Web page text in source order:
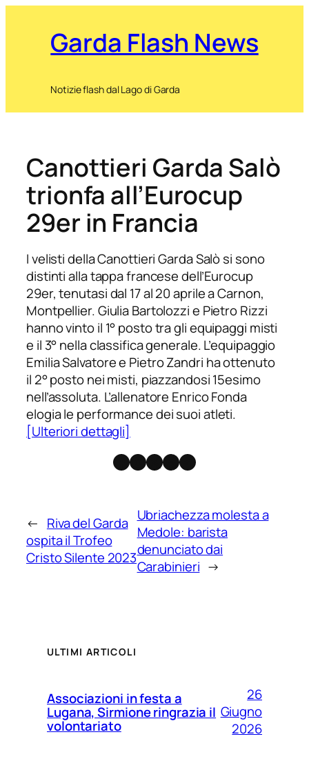
Garda Flash News
Notizie flash dal Lago di Garda
Canottieri Garda Salò
trionfa all’Eurocup
29er in Francia
I velisti della Canottieri Garda Salò si sono
distinti alla tappa francese dell’Eurocup
29er, tenutasi dal 17 al 20 aprile a Carnon,
Montpellier. Giulia Bartolozzi e Pietro Rizzi
hanno vinto il 1° posto tra gli equipaggi misti
e il 3° nella classifica generale. L’equipaggio
Emilia Salvatore e Pietro Zandri ha ottenuto
il 2° posto nei misti, piazzandosi 15esimo
nell’assoluta. L’allenatore Enrico Fonda
elogia le performance dei suoi atleti.
[Ulteriori dettagli]
Facebook
Instagram
X Threads
Telegram
← Riva del Garda
ospita il Trofeo
Cristo Silente 2023
Ubriachezza molesta a
Medole: barista
denunciato dai
Carabinieri →
ULTIMI ARTICOLI
Associazioni in festa a
Lugana, Sirmione ringrazia il
volontariato
26
Giugno
2026